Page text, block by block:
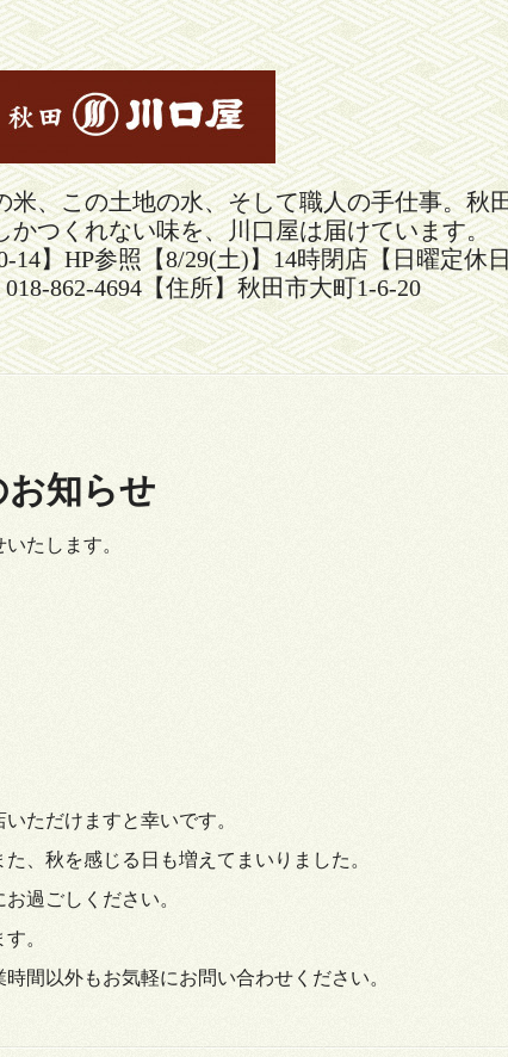
、この土地の水、そして職人の手仕事。秋
かつくれない味を、川口屋は届けています。
14】HP参照【8/29(土)】14時閉店【日曜定
862-4694【住所】秋田市大町1-6-20
お知らせ
たします。
ただけますと幸いです。
、秋を感じる日も増えてまいりました。
過ごしください。
。
間以外もお気軽にお問い合わせください。